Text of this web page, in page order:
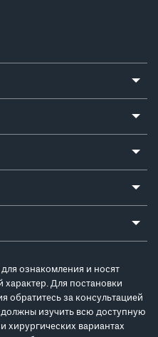
ознакомления и носят
Для постановки
обратитесь за консультацией
изучить всю доступную
вариантах